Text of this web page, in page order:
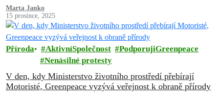
úřadu přebírá Petr Macinka (Motoristé sobě). Je…
Marta Janko
15 prosince, 2025
Příroda AktivníSpolečnost
PodporujiGreenpeace
Nenásilné protesty
V den, kdy Ministerstvo životního prostředí přebírají
Motoristé, Greenpeace vyzývá veřejnost k obraně přírody